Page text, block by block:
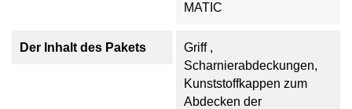
MATIC
Der Inhalt des Pakets
Griff ,
Scharnierabdeckungen,
Kunststoffkappen zum
Abdecken der